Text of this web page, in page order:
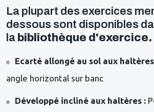
La plupart des exercices
dessous sont disponibles
la bibliothèque d'exercice.
Ecarté allongé au sol aux haltères
angle horizontal sur banc
Développé incliné aux haltères :